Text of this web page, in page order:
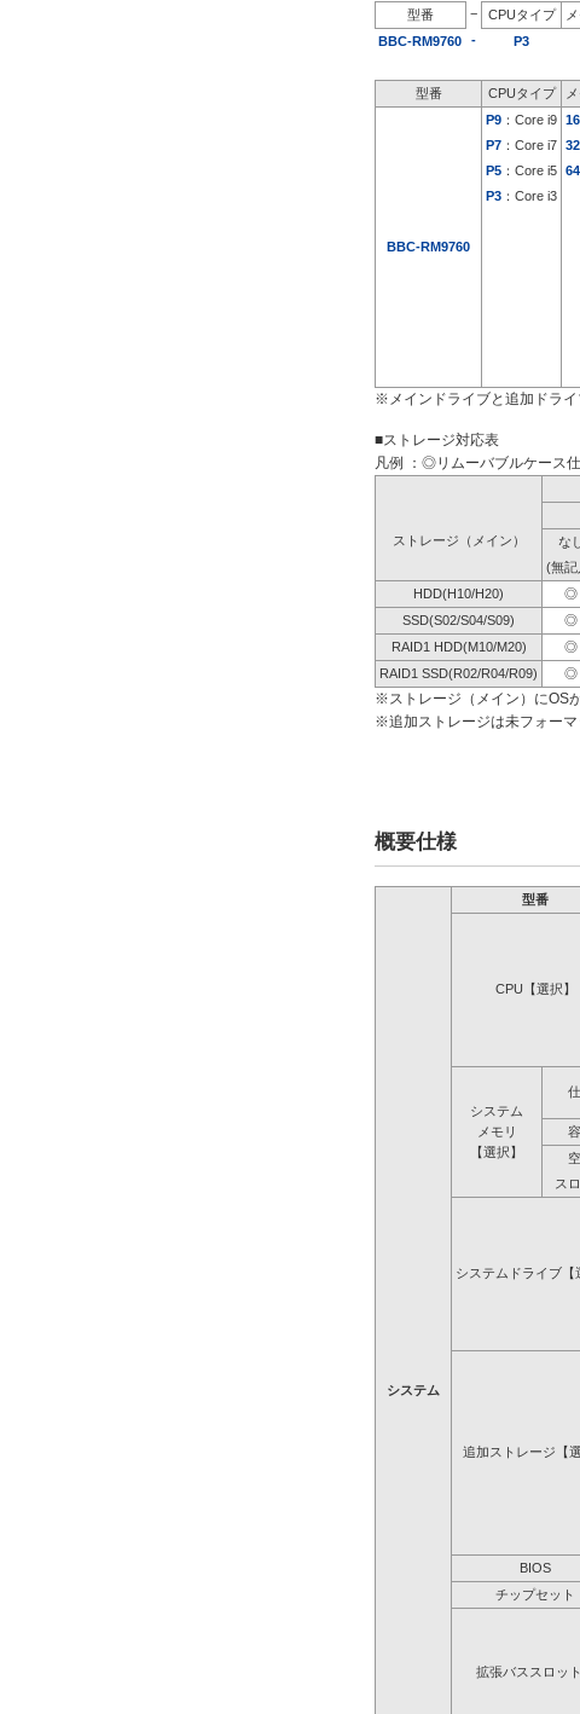
型番 − CPUタイプ
BBC-RM9760
- P3
型番 CPUタイプ
BBC-RM9760
P9 ：Core i9 16
P7 ：Core i7 32
P5 ：Core i5 64
P3 ：Core i3
※メインドライブと追加ドラ
■ストレージ対応表
凡例 ：◎リムーバブルケース
ストレージ（メイン）
な
(無記
HDD(H10/H20)
◎
SSD(S02/S04/S09)
◎
RAID1 HDD(M10/M20)
◎
RAID1 SSD(R02/R04/R09)
◎
※ストレージ（メイン）にOS
※追加ストレージは未フォー
概要仕様
システム
型番
CPU【選択】
システム
メモリ
【選択】
ス
システムドライブ【
追加ストレージ【選
BIOS
チップセット
拡張バススロッ